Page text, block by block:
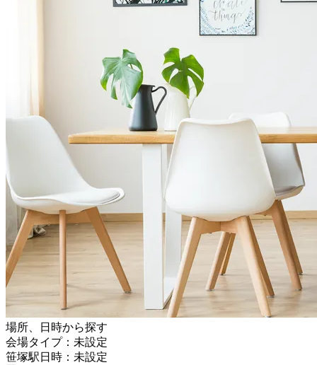
場所、日時から探す
会場タイプ：未設定
笹塚駅日時：未設定